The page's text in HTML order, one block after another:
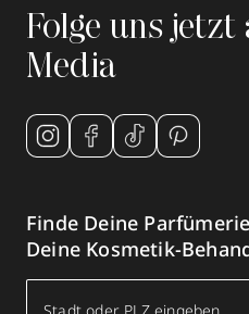
Folge uns jetzt
Media
Finde Deine
Deine Kosmetik-